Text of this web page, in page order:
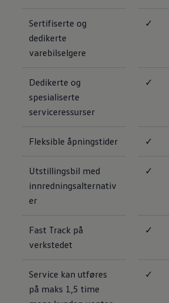
Sertifiserte og
dedikerte
varebilselgere
✓
Dedikerte og
spesialiserte
serviceressurser
✓
Fleksible åpningstider ✓
Utstillingsbil med
innredningsalternativ
er
✓
Fast Track på
verkstedet
✓
Service kan utføres
på maks 1,5 time
✓